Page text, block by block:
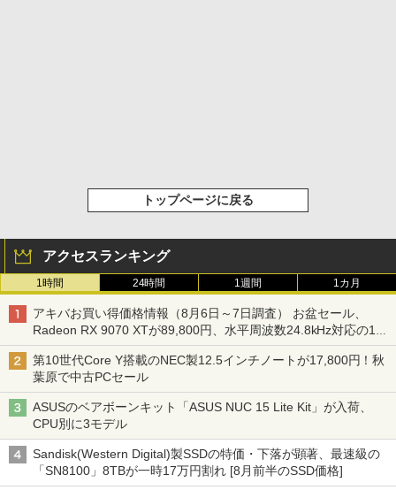
トップページに戻る
アクセスランキング
1時間 24時間 1週間 1カ月
アキバお買い得価格情報（8月6日～7日調査） お盆セール、
Radeon RX 9070 XTが89,800円、水平周波数24.8kHz対応の17
型モニターが9,801円、暑さ指数連動セール ほか
第10世代Core Y搭載のNEC製12.5インチノートが17,800円！秋
葉原で中古PCセール
ASUSのベアボーンキット「ASUS NUC 15 Lite Kit」が入荷、
CPU別に3モデル
Sandisk(Western Digital)製SSDの特価・下落が顕著、最速級の
「SN8100」8TBが一時17万円割れ [8月前半のSSD価格]